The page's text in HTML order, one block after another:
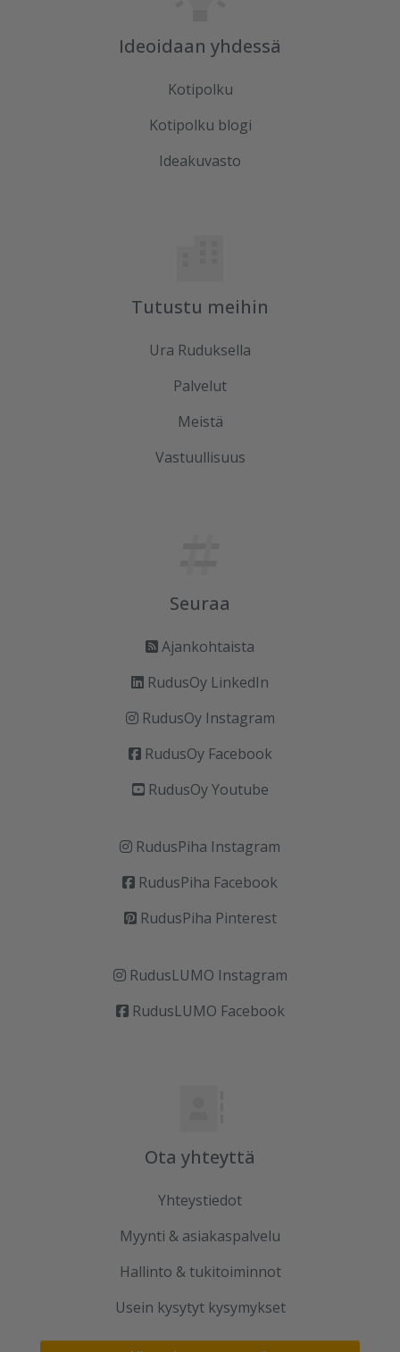
Ideoidaan yhdessä
Kotipolku
Kotipolku blogi
Ideakuvasto
Tutustu meihin
Ura Ruduksella
Palvelut
Meistä
Vastuullisuus
Seuraa
Ajankohtaista
RudusOy LinkedIn
RudusOy Instagram
RudusOy Facebook
RudusOy Youtube
RudusPiha Instagram
RudusPiha Facebook
RudusPiha Pinterest
RudusLUMO Instagram
RudusLUMO Facebook
Ota yhteyttä
Yhteystiedot
Myynti & asiakaspalvelu
Hallinto & tukitoiminnot
Usein kysytyt kysymykset